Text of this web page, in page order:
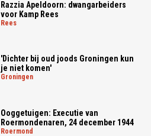
Razzia Apeldoorn: dwangarbeiders
voor Kamp Rees
rees
'Dichter bij oud joods Groningen kun
je niet komen'
groningen
Ooggetuigen: Executie van
Roermondenaren, 24 december 1944
roermond